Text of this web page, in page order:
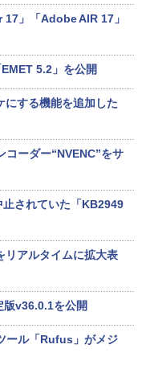
」「Adobe AIR 17」
5.2」を公開
にする機能を追加した
コーダー“NVENC”をサ
されていた「KB2949
リアルタイムに拡大表
v36.0.1を公開
ール「Rufus」がメジ